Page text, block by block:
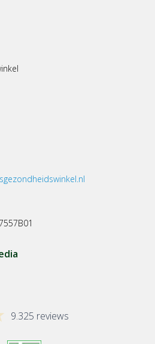
9.325 reviews